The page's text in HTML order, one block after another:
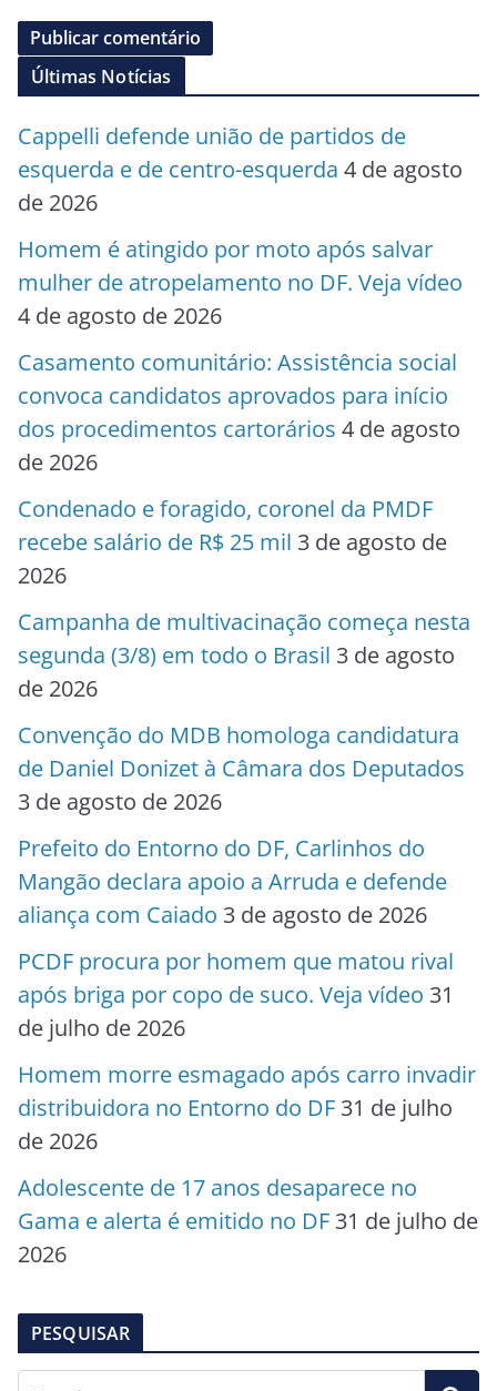
Últimas Notícias
Cappelli defende união de partidos de
esquerda e de centro-esquerda 4 de agosto
de 2026
Homem é atingido por moto após salvar
mulher de atropelamento no DF. Veja vídeo
4 de agosto de 2026
Casamento comunitário: Assistência social
convoca candidatos aprovados para início
dos procedimentos cartorários 4 de agosto
de 2026
Condenado e foragido, coronel da PMDF
recebe salário de R$ 25 mil 3 de agosto de
2026
Campanha de multivacinação começa nesta
segunda (3/8) em todo o Brasil 3 de agosto
de 2026
Convenção do MDB homologa candidatura
de Daniel Donizet à Câmara dos Deputados
3 de agosto de 2026
Prefeito do Entorno do DF, Carlinhos do
Mangão declara apoio a Arruda e defende
aliança com Caiado 3 de agosto de 2026
PCDF procura por homem que matou rival
após briga por copo de suco. Veja vídeo 31
de julho de 2026
Homem morre esmagado após carro invadir
distribuidora no Entorno do DF 31 de julho
de 2026
Adolescente de 17 anos desaparece no
Gama e alerta é emitido no DF 31 de julho de
2026
PESQUISAR